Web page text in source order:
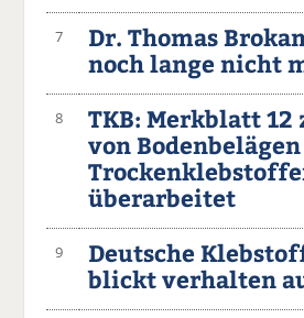
7
Dr. Thomas
noch lange nicht
8
TKB: Merkblatt 12
von
überarbeitet
9
Deutsche
blickt verhalten